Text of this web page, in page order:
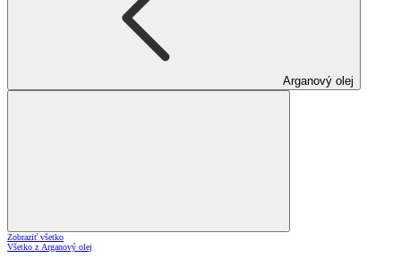
Arganový olej
Zobraziť všetko
Všetko z Arganový olej